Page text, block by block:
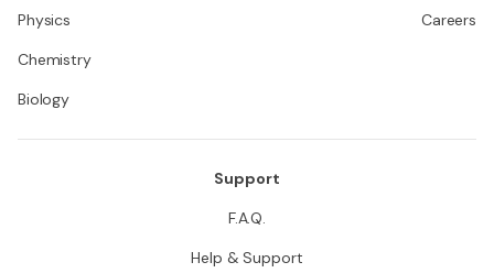
Physics
Chemistry
Biology
Careers
Support
F.A.Q.
Help & Support